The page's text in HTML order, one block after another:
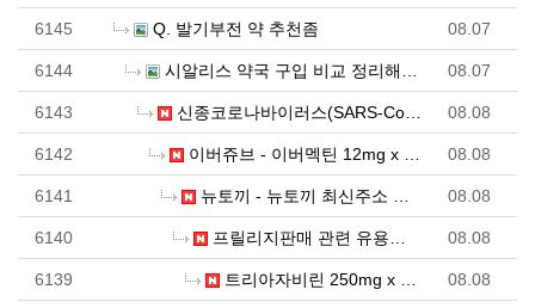
6145 Q. 발기부전 약 추천좀 08.07
6144 시알리스 약국 구입 비교 정리해볼 수 있는 사이트 여기… 08.07
6143 신종코로나바이러스(SARS-CoV-2) 치료제는 아연?… 08.08
6142 이버쥬브 - 이버멕틴 12mg x 100정 (구충제, … 08.08
6141 뉴토끼 - 뉴토끼 최신주소 안내 08.08
6140 프릴리지판매 관련 유용한 사이트 추천 - 비아센터 08.08
6139 트리아자비린 250mg x 20정 (항바이러스제, RN… 08.08